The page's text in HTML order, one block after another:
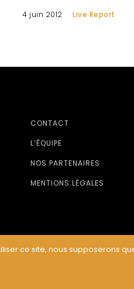
4 juin 2012 Live Report
CONTACT
L’ÉQUIPE
NOS PARTENAIRES
MENTIONS LÉGALES
ce site, nous supposerons